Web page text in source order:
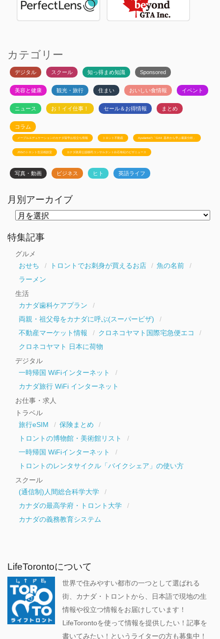
カテゴリー
デジタル スクール 知っ得まめ知識 Sponsored
美容と健康 観光・旅行 住まい おいしい食情報 イベント
ニュース お！イイ仕事！ セール＆お得情報 まとめ
コラム
メープルエデュケーションのカナダ留学お役立ち情報 トロント不動産 Ayudanteの「GA4: 基本から学ぶ最新分析」
JSSのトロント生活相談室 カナダ政府公認移民コンサルタント白石有紀のビザニュース
写真・動画 ビジネス ヒト 英語ライフ
月別アーカイブ
ー
カ
特集記事
グルメ
おせち
トロントでお刺身が買えるお店
魚の名前
ラーメン
生活
カナダ歯科ケアプラン
両親・祖父母をカナダに呼ぶ(スーパービザ)
不動産マーケット情報
クロネコヤマト国際宅急便エコ
クロネコヤマト 日本に荷物
デジタル
一時帰国 WiFiインターネット
カナダ旅行 WiFi インターネット
お仕事・求人
トラベル
旅行eSIM
保険まとめ
トロントの博物館・美術館リスト
一時帰国 WiFiインターネット
トロントのレンタサイクル「バイクシェア」の使い方
スクール
(通信制)人間総合科学大学
カナダの最高学府・トロント大学
カナダの義務教育システム
LifeTorontoについて
世界で住みやすい都市の一つとして選ばれる
街、カナダ・トロントから、日本語で現地の生
情報や役立つ情報をお届けしています！
LifeTorontoを使って情報を提供したい！記事を
書いてみたい！というライターの方も募集中！